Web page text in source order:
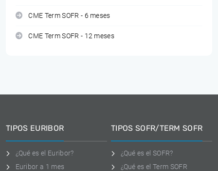
CME Term SOFR - 6 meses
CME Term SOFR - 12 meses
TIPOS EURIBOR
¿Qué es el Euribor?
Euribor a 1 mes
TIPOS SOFR/TERM SOFR
¿Qué es el SOFR?
¿Qué es el Term SOFR